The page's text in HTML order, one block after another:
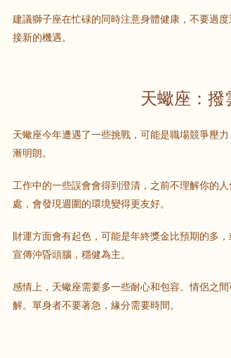
建議獅子座在忙碌的同時注意身體健康，不要過
接新的機遇。
天蠍座：撥
天蠍座今年遭遇了一些挑戰，可能是職場競爭壓
漸明朗。
工作中的一些誤會會得到澄清，之前不理解你的
處，會發現週圍的環境變得更友好。
財運方面會有起色，可能是年終獎金比預期的多
宣傳沖昏頭腦，穩健為主。
感情上，天蠍座需要多一些耐心和包容。情侶之
解。單身者不要著急，緣分需要時間。